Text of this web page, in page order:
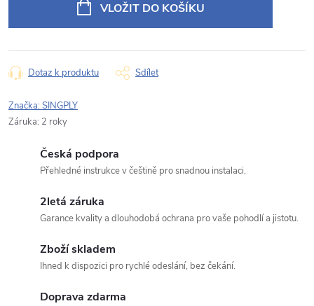
Váš dotaz
Odeslat dotaz
Odesláním souhlasíte se
VLOŽIT DO KOŠÍKU
Dotaz k produktu Sdílet
Značka:SINGPLY
Záruka: 2 roky
Česká podpora
Přehledné instrukce v češtině pro snadnou instalaci.
2letá záruka
Garance kvality a dlouhodobá ochrana pro vaše pohodlí a jistotu.
Zboží skladem
Ihned k dispozici pro rychlé odeslání, bez čekání.
Doprava zdarma